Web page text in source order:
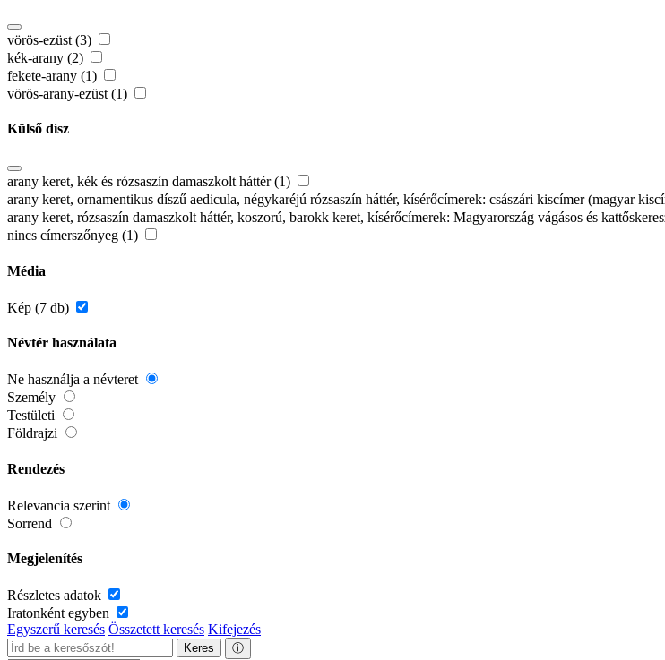
vörös-ezüst (3)
kék-arany (2)
fekete-arany (1)
vörös-arany-ezüst (1)
Külső dísz
arany keret, kék és rózsaszín damaszkolt háttér (1)
arany keret, ornamentikus díszű aedicula, négykaréjú rózsaszín háttér, kísérőcímerek: császári kiscímer (magyar
arany keret, rózsaszín damaszkolt háttér, koszorú, barokk keret, kísérőcímerek: Magyarország vágásos és
nincs címerszőnyeg (1)
Média
Kép (7 db)
Névtér használata
Ne használja a névteret
Személy
Testületi
Földrajzi
Rendezés
Relevancia szerint
Sorrend
Megjelenítés
Részletes adatok
Iratonként egyben
Egyszerű keresés Összetett keresés Kifejezés
Keres ⓘ